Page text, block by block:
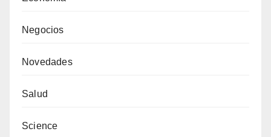
Negocios
Novedades
Salud
Science